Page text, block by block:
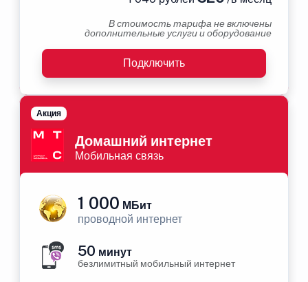
В стоимость тарифа не включены
дополнительные услуги и оборудование
Подключить
Домашний интернет
Мобильная связь
Акция
1 000 МБит
проводной интернет
50 минут
безлимитный мобильный интернет